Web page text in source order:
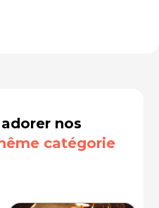
nos
catégorie